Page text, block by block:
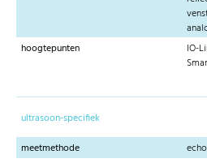
hoogtepunten
IO-
ultrasoon-specifiek
meetmethode